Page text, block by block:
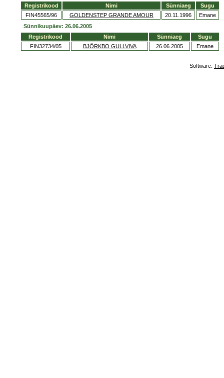
Registrikood
Nimi Sünniaeg
Sugu
FIN45565/96
GOLDENSTEP GRANDE AMOUR 20.11.1996
Emane
Sünnikuupäev: 26.06.2005
Registrikood
Nimi Sünniaeg
Sugu
FIN32734/05
BJÖRKBO GULLVIVA 26.06.2005 Emane
Software: